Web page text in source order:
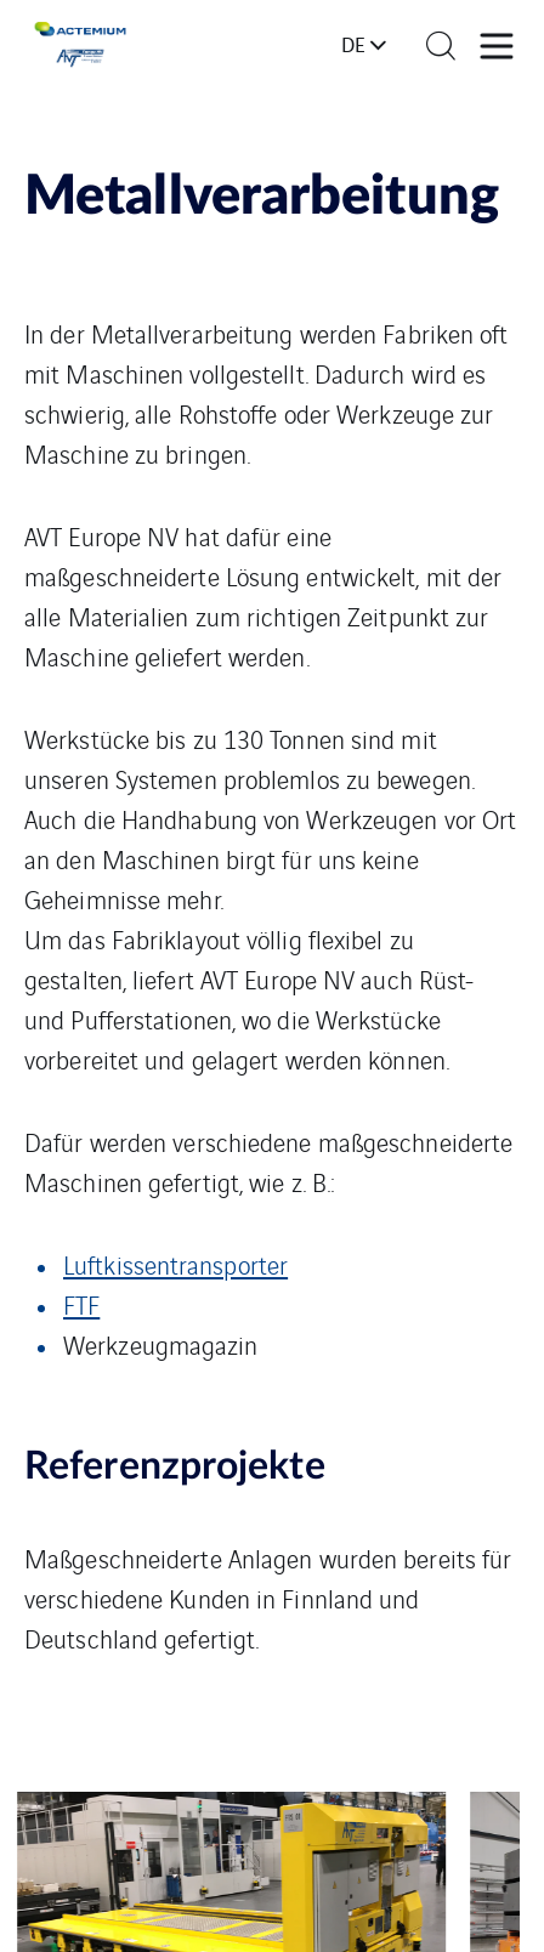
DE
Metallverarbeitung
In der Metallverarbeitung werden Fabriken oft
mit Maschinen vollgestellt. Dadurch wird es
schwierig, alle Rohstoffe oder Werkzeuge zur
Maschine zu bringen.
AVT Europe NV hat dafür eine
maßgeschneiderte Lösung entwickelt, mit der
alle Materialien zum richtigen Zeitpunkt zur
Maschine geliefert werden.
Werkstücke bis zu 130 Tonnen sind mit
unseren Systemen problemlos zu bewegen.
Auch die Handhabung von Werkzeugen vor Ort
an den Maschinen birgt für uns keine
Geheimnisse mehr.
Um das Fabriklayout völlig flexibel zu
gestalten, liefert AVT Europe NV auch Rüst-
und Pufferstationen, wo die Werkstücke
vorbereitet und gelagert werden können.
Dafür werden verschiedene maßgeschneiderte
Maschinen gefertigt, wie z. B.:
Luftkissentransporter
FTF
Werkzeugmagazin
Referenzprojekte
Maßgeschneiderte Anlagen wurden bereits für
verschiedene Kunden in Finnland und
Deutschland gefertigt.